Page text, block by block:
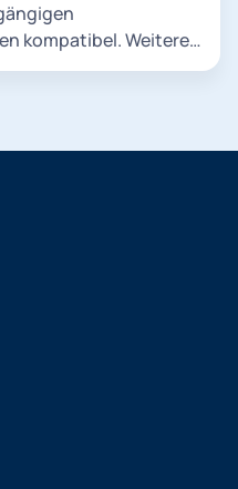
kompatibel. Weitere
einem persönlichen